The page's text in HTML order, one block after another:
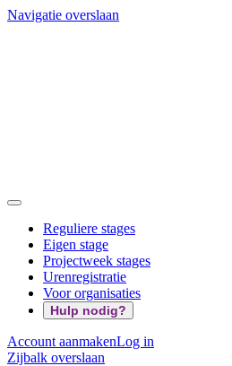
Navigatie overslaan
Reguliere stages
Eigen stage
Projectweek stages
Urenregistratie
Voor organisaties
Hulp nodig?
Account aanmakenLog in
Zijbalk overslaan